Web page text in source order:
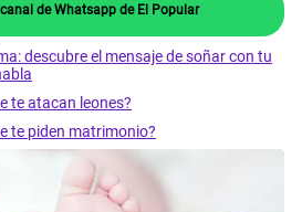
de Whatsapp de El Popular
descubre el mensaje de soñar con tu
te atacan leones?
te piden matrimonio?